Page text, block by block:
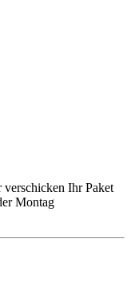
Ihr Paket
Montag